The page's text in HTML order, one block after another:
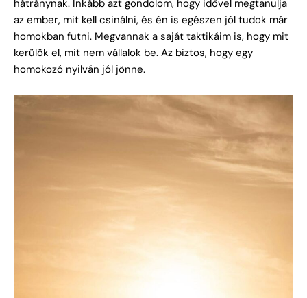
hátránynak. Inkább azt gondolom, hogy idővel megtanulja
az ember, mit kell csinálni, és én is egészen jól tudok már
homokban futni. Megvannak a saját taktikáim is, hogy mit
kerülök el, mit nem vállalok be. Az biztos, hogy egy
homokozó nyilván jól jönne.